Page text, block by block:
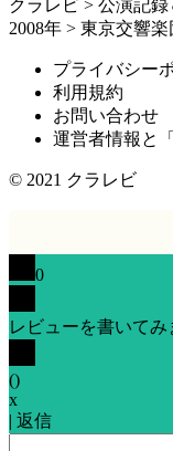
クラレビ > 公演記録
2008年 > 東京交響楽
プライバシー
利用規約
お問い合わせ
運営者情報と
© 2021 クラレビ
0
レビューを書いてみ
()
x
| 返信